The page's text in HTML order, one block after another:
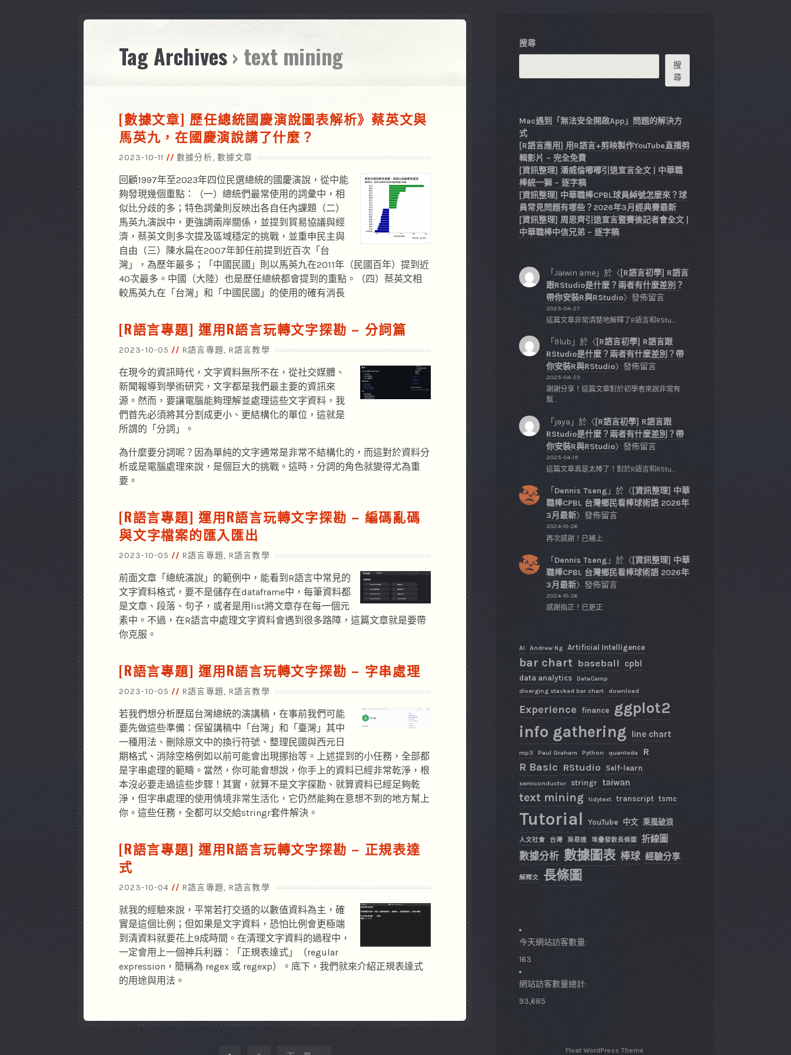
Tag Archives› text mining
[數據文章] 歷任總統國慶演說圖表解析》蔡英文與
馬英九，在國慶演說講了什麼？
2023-10-11 數據分析, 數據文章
回顧1997年至2023年四位民選總統的國慶演說，從中能
夠發現幾個重點：（一）總統們最常使用的詞彙中，相
似比分歧的多；特色詞彙則反映出各自任內課題（二）
馬英九演說中，更強調兩岸關係，並提到貿易協議與經
濟，蔡英文則多次提及區域穩定的挑戰，並重申民主與
自由（三）陳水扁在2007年卸任前提到近百次「台
灣」，為歷年最多；「中國民國」則以馬英九在2011年（民國百年）提到近
40次最多。中國（大陸）也是歷任總統都會提到的重點。（四）蔡英文相
較馬英九在「台灣」和「中國民國」的使用的確有消長
[R語言專題] 運用R語言玩轉文字探勘 – 分詞篇
2023-10-05 R語言專題, R語言教學
在現今的資訊時代，文字資料無所不在，從社交媒體、
新聞報導到學術研究，文字都是我們最主要的資訊來
源。然而，要讓電腦能夠理解並處理這些文字資料，我
們首先必須將其分割成更小、更結構化的單位，這就是
所謂的「分詞」。
為什麼要分詞呢？因為單純的文字通常是非常不結構化的，而這對於資料分
析或是電腦處理來說，是個巨大的挑戰。這時，分詞的角色就變得尤為重
要。
[R語言專題] 運用R語言玩轉文字探勘 – 編碼亂碼
與文字檔案的匯入匯出
2023-10-05 R語言專題, R語言教學
前面文章「總統演說」的範例中，能看到R語言中常見的
文字資料格式，要不是儲存在dataframe中，每筆資料都
是文章、段落、句子，或者是用list將文章存在每一個元
素中。不過，在R語言中處理文字資料會遇到很多路障，這篇文章就是要帶
你克服。
[R語言專題] 運用R語言玩轉文字探勘 – 字串處理
2023-10-05 R語言專題, R語言教學
若我們想分析歷屆台灣總統的演講稿，在事前我們可能
要先做這些準備：保留講稿中「台灣」和「臺灣」其中
一種用法、刪除原文中的換行符號、整理民國與西元日
期格式、消除空格例如以前可能會出現挪抬等。上述提到的小任務，全部都
是字串處理的範疇。當然，你可能會想說，你手上的資料已經非常乾淨，根
本沒必要走過這些步驟！其實，就算不是文字探勘、就算資料已經足夠乾
淨，但字串處理的使用情境非常生活化，它仍然能夠在意想不到的地方幫上
你。這些任務，全都可以交給stringr套件解決。
[R語言專題] 運用R語言玩轉文字探勘 – 正規表達
式
2023-10-04 R語言專題, R語言教學
就我的經驗來說，平常若打交道的以數值資料為主，確
實是這個比例；但如果是文字資料，恐怕比例會更極端
到清資料就要花上9成時間。在清理文字資料的過程中，
一定會用上一個神兵利器：「正規表達式」（regular
expression，簡稱為 regex 或 regexp）。底下，我們就來介紹正規表達式
的用途與用法。
搜尋
搜
尋
Mac遇到「無法安全開啟App」問題的解決方
式
[R語言應用] 用R語言+剪映製作YouTube直播剪
輯影片 – 完全免費
[資訊整理] 潘威倫嘟嘟引退宣言全文 | 中華職
棒統一獅 – 逐字稿
[資訊整理] 中華職棒CPBL球員綽號怎麼來？球
員常見問題有哪些？2026年3月經典賽最新
[資訊整理] 周思齊引退宣言暨賽後記者會全文 |
中華職棒中信兄弟 – 逐字稿
「 Jaiwin ame」於〈[R語言初學] R語言
跟RStudio是什麼？兩者有什麼差別？
帶你安裝R與RStudio〉發佈留言
2025-04-27
這篇文章非常清楚地解釋了R語言和RStu…
「 9lub 」於〈[R語言初學] R語言跟
RStudio是什麼？兩者有什麼差別？帶
你安裝R與RStudio〉發佈留言
2025-04-23
謝謝分享！這篇文章對於初學者來說非常有
幫…
「 jaya 」於〈[R語言初學] R語言跟
RStudio是什麼？兩者有什麼差別？帶
你安裝R與RStudio〉發佈留言
2025-04-19
這篇文章真是太棒了！對於R語言和RStu…
「 Dennis Tseng 」於〈[資訊整理] 中華
職棒CPBL 台灣鄉民看棒球術語 2026年
3月最新〉發佈留言
2024-10-26
再次感謝！已補上
「 Dennis Tseng 」於〈[資訊整理] 中華
職棒CPBL 台灣鄉民看棒球術語 2026年
3月最新〉發佈留言
2024-10-26
感謝指正！已更正
AI Andrew Ng Artificial Intelligence
bar chart baseball cpbl
data analytics
DataCamp
diverging stacked bar chart
download
Experience finance ggplot2
info gathering line chart
mp3 Paul Graham Python quanteda R
R Basic RStudio Self-learn
semiconductor stringr taiwan
text mining tidytext transcript tsmc
Tutorial YouTube 中文 乘風破浪
人文社會 台灣 吳恩達 堆疊發散長條圖 折線圖
數據分析 數據圖表 棒球 經驗分享
解釋文 長條圖
今天網站訪客數量:
163
網站訪客數量總計:
93,685
Float WordPress Theme